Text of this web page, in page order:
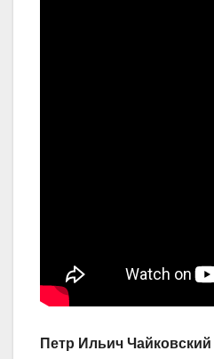
Петр Ильич Чайковский